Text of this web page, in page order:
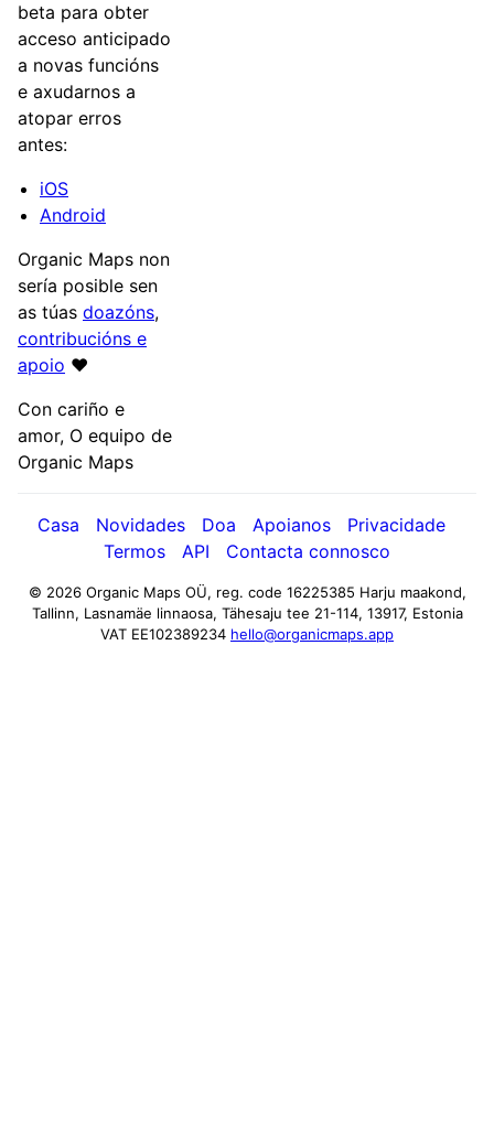
beta para obter
acceso anticipado
a novas funcións
e axudarnos a
atopar erros
antes:
iOS
Android
Organic Maps non
sería posible sen
as túas doazóns,
contribucións e
apoio ❤️
Con cariño e
amor, O equipo de
Organic Maps
Casa Novidades Doa Apoianos
Privacidade
Termos
API Contacta connosco
© 2026 Organic Maps OÜ, reg. code 16225385 Harju maakond,
Tallinn, Lasnamäe linnaosa, Tähesaju tee 21-114, 13917, Estonia
VAT EE102389234 hello@organicmaps.app